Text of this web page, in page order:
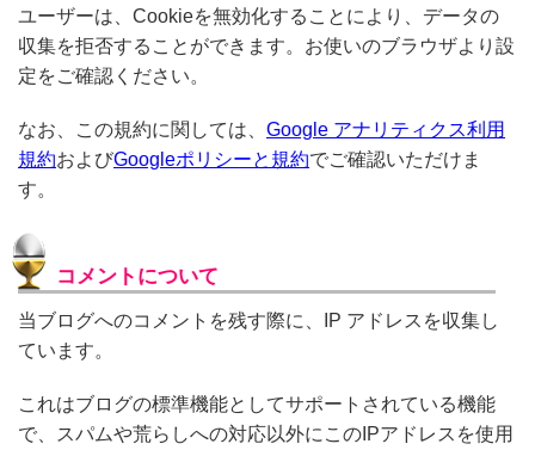
ユーザーは、Cookieを無効化することにより、データの
収集を拒否することができます。お使いのブラウザより設
定をご確認ください。
なお、この規約に関しては、 Google アナリティクス利用
規約およびGoogleポリシーと規約でご確認いただけま
す。
コメントについて
当ブログへのコメントを残す際に、IP アドレスを収集し
ています。
これはブログの標準機能としてサポートされている機能
で、スパムや荒らしへの対応以外にこのIPアドレスを使用